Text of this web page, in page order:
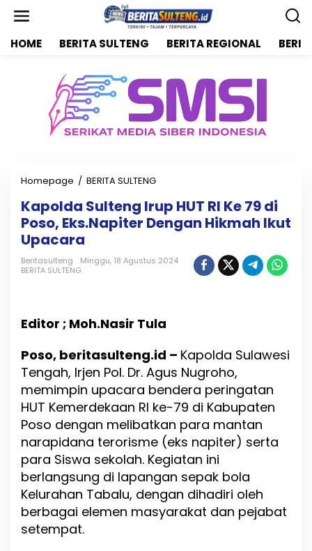
HOME BERITA SULTENG BERITA REGIONAL
Homepage / BERITA SULTENG
p
o
a
e
g
r
u
p
H
U
T
R
I
K
e
7
Kapolda Sulteng Irup HUT RI Ke 79 di
Poso, Eks.Napiter Dengan Hikmah Ikut
Upacara
Beritasulteng
Minggu, 18 Agustus 2024
BERITA SULTENG
Editor ; Moh.Nasir Tula
Poso, beritasulteng.id – Kapolda Sulawesi
Tengah, Irjen Pol. Dr. Agus Nugroho,
memimpin upacara bendera peringatan
HUT Kemerdekaan RI ke-79 di Kabupaten
Poso dengan melibatkan para mantan
narapidana terorisme (eks napiter) serta
para Siswa sekolah. Kegiatan ini
berlangsung di lapangan sepak bola
Kelurahan Tabalu, dengan dihadiri oleh
berbagai elemen masyarakat dan pejabat
setempat.